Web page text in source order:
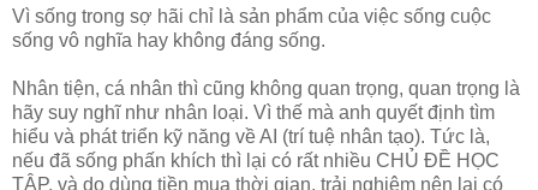
Vì sống trong sợ hãi chỉ là sản phẩm của việc sống cuộc
sống vô nghĩa hay không đáng sống.
Nhân tiện, cá nhân thì cũng không quan trọng, quan trọng là
hãy suy nghĩ như nhân loại. Vì thế mà anh quyết định tìm
hiểu và phát triển kỹ năng về AI (trí tuệ nhân tạo). Tức là,
nếu đã sống phấn khích thì lại có rất nhiều CHỦ ĐỀ HỌC
TẬP, và do dùng tiền mua thời gian, trải nghiệm nên lại có